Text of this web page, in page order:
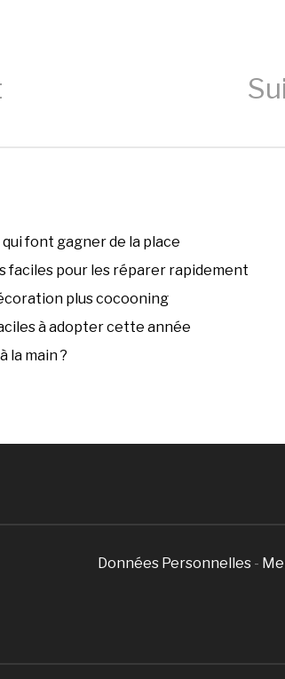
font gagner de la place
faciles pour les réparer rapidement
plus cocooning
à adopter cette année
la main ?
Données Personnelles -